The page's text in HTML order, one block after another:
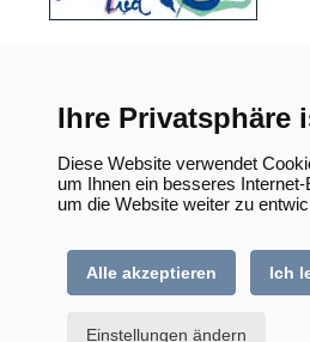
Ihre Privatsphäre
Diese Website verwendet
um Ihnen ein besseres
um die Website weiter zu
Alle akzeptieren Ich
Einstellungen ändern